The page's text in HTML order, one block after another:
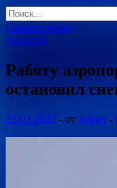
Найти:
Главное меню
Новости
Работу
остановил
23.01.2022 - от admin -